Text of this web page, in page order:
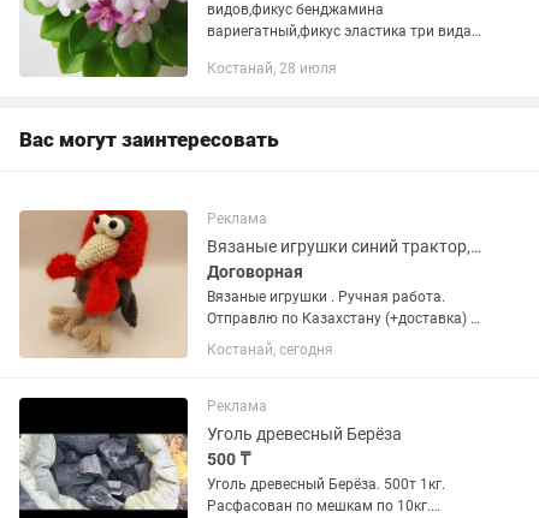
видов,фикус бенджамина
вариегатный,фикус эластика три вида,
500 т до 8900 т ятрофа, Адениум
Костанай, 28 июля
Вас могут заинтересовать
Реклама
Вязаные игрушки синий трактор, демогоргон, миньон , заяц, мишка, чебурашка
Договорная
Вязаные игрушки . Ручная работа.
Отправлю по Казахстану (+доставка) .
Дима гордон, Чебурашка, синий
трактор,мишка, заяц, миньон, ждун,
10000 т Смотрите другие мои...
Костанай, сегодня
Реклама
Уголь древесный Берёза
500 ₸
Уголь древесный Берёза. 500т 1кг.
Расфасован по мешкам по 10кг.